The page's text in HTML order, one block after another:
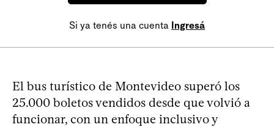
Si ya tenés una cuenta Ingresá
El bus turístico de Montevideo superó los
25.000 boletos vendidos desde que volvió a
funcionar, con un enfoque inclusivo y